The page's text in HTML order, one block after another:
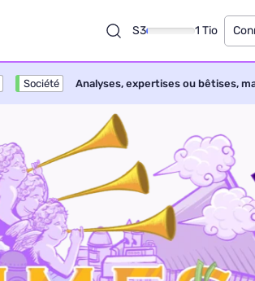
S3 1 Tio
Société Analyses, expertises ou bêtises,